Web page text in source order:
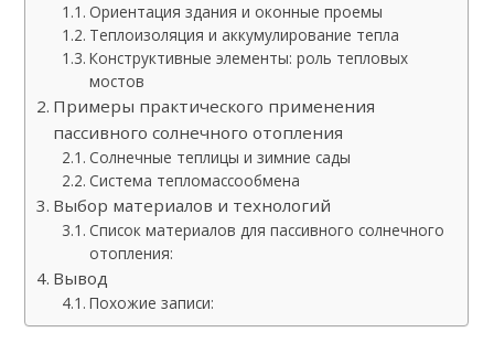
Ориентация здания и оконные проемы
Теплоизоляция и аккумулирование тепла
Конструктивные элементы: роль тепловых
мостов
Примеры практического применения
пассивного солнечного отопления
Солнечные теплицы и зимние сады
Система тепломассообмена
Выбор материалов и технологий
Список материалов для пассивного солнечного
отопления:
Вывод
Похожие записи: